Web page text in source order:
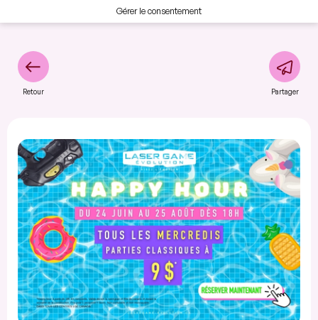
Gérer le consentement
Retour Partager